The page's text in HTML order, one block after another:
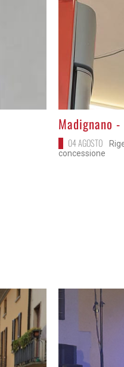
>Madignano
04 AGOSTO
concessione